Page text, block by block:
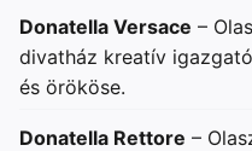
Donatella Versace –
divatház kreatív
és örököse.
Donatella Rettore –